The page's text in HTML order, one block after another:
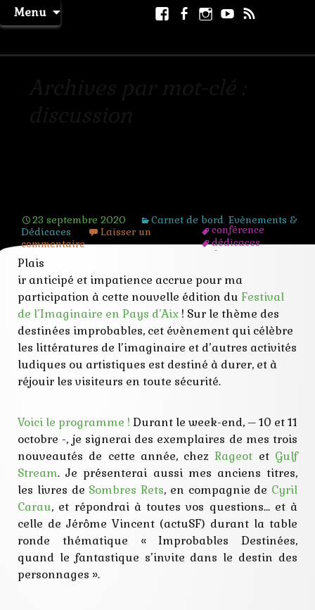
Menu
Aller
au
Facebook
Facebook
page
Instagram
Youtube
23 septembre 2020 Carnet de bord Evènements &
Dédicaces
conférence
dédicaces
discussion
fantasy
festival
imaginaire
jeu de rôle
jeunesse
lecture
littérature
rencontre
science fiction
Laisser un
commentaire
Plais
ir anticipé et impatience accrue pour ma
participation à cette nouvelle édition du Festival
de l’Imaginaire en Pays d’Aix ! Sur le thème des
destinées improbables, cet évènement qui célèbre
les littératures de l’imaginaire et d’autres activités
ludiques ou artistiques est destiné à durer, et à
réjouir les visiteurs en toute sécurité.
Voici le programme ! Durant le week-end, – 10 et 11
octobre -, je signerai des exemplaires de mes trois
nouveautés de cette année, chezRageot et Gulf
Stream. Je présenterai aussi mes anciens titres,
les livres de Sombres Rets, en compagnie de Cyril
Carau, et répondrai à toutes vos questions… et à
celle de Jérôme Vincent (actuSF) durant la table
ronde thématique « Improbables Destinées,
quand le fantastique s’invite dans le destin des
personnages ».